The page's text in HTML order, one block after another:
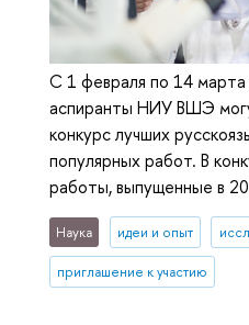
С 1 февраля по 14
аспиранты НИУ ВШЭ
конкурс лучших
популярных работ. В
работы, выпущенные в
Наука идеи и опыт
приглашение к участию